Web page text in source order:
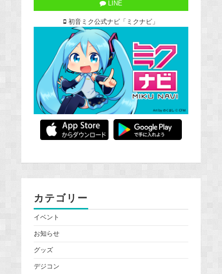
LINE
初音ミク公式ナビ「ミクナビ」
カテゴリー
イベント
お知らせ
グッズ
デジコン